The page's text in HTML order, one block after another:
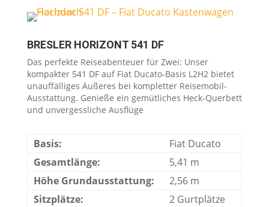
BRESLER HORIZONT 541 DF
Das perfekte Reiseabenteuer für Zwei: Unser
kompakter 541 DF auf Fiat Ducato-Basis L2H2 bietet
unauffälliges Äußeres bei kompletter Reisemobil-
Ausstattung. Genieße ein gemütliches Heck-Querbett
und unvergessliche Ausflüge
Basis:
Fiat Ducato
Gesamtlänge:
5,41 m
Höhe Grundausstattung:
2,56 m
Sitzplätze:
2 Gurtplätze